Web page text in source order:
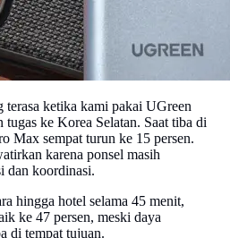
terasa ketika kami pakai UGreen
ke Korea Selatan. Saat tiba di
Max sempat turun ke 15 persen.
karena ponsel masih
dan koordinasi.
hingga hotel selama 45 menit,
ke 47 persen, meski daya
di tempat tujuan.